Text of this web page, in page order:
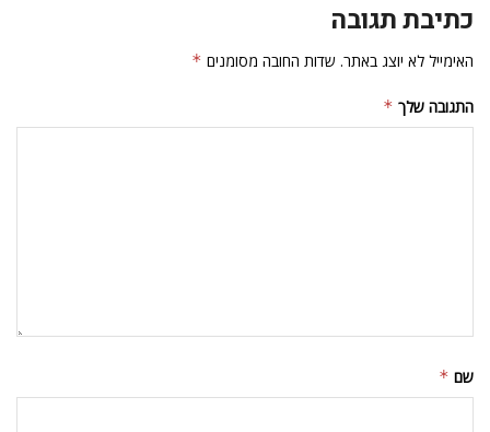
כתיבת תגובה
האימייל לא יוצג באתר. שדות החובה מסומנים *
התגובה שלך *
שם *